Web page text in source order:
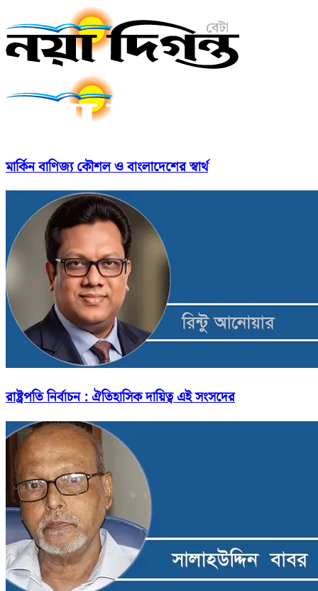
মার্কিন বাণিজ্য কৌশল ও বাংলাদেশের স্বার্থ
রাষ্ট্রপতি নির্বাচন : ঐতিহাসিক দায়িত্ব এই সংসদের